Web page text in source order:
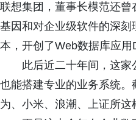
联想集团，董事长模范还
基因和对企业级软件的深
本，开创了Web数据库应用
此后近二十年间，这
也能搭建专业的业务系统
为、小米、浪潮、上证所